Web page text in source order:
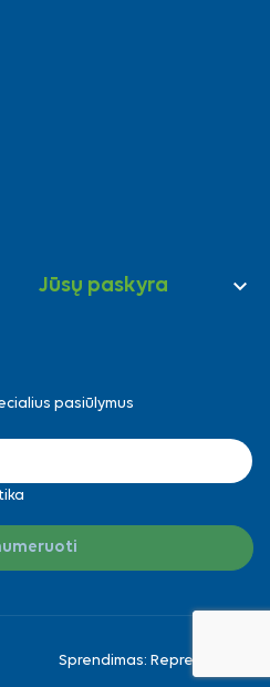
Jūsų paskyra 
pasiūlymus
Sprendimas: Reprezentuok